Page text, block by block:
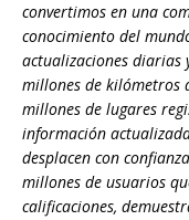
convertimos en una
conocimiento del
actualizaciones diarias
millones de kilómetros
millones de lugares
información
desplacen con
millones de usuarios
calificaciones,